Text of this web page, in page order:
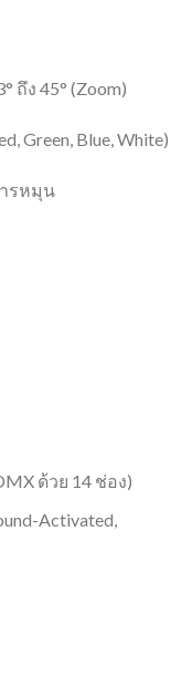
ถึง 45° (Zoom)
Green, Blue, White)
รหมุน
ด้วย 14 ช่อง)
Activated,